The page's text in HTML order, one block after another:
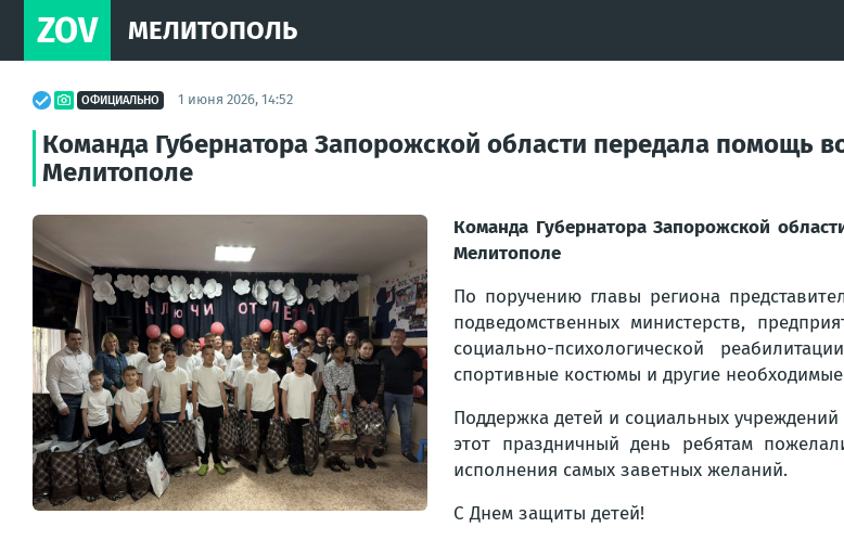
ZOV МЕЛИТОПОЛЬ
ОФИЦИАЛЬНО 1 июня 2026, 14:52
Команда Губернатора Запорожской области передала помощь
Мелитополе
Команда Губернатора Запорожской
Мелитополе
По поручению главы региона
подведомственных министерств,
социально-психологической
спортивные костюмы и другие
Поддержка детей и социальных
этот праздничный день ребятам
исполнения самых заветных желаний.
С Днем защиты детей!